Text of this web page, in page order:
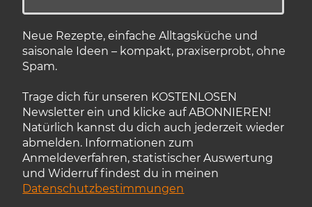
Neue Rezepte, einfache Alltagsküche und
saisonale Ideen – kompakt, praxiserprobt, ohne
Spam.
Trage dich für unseren KOSTENLOSEN
Newsletter ein und klicke auf ABONNIEREN!
Natürlich kannst du dich auch jederzeit wieder
abmelden. Informationen zum
Anmeldeverfahren, statistischer Auswertung
und Widerruf findest du in meinen
Datenschutzbestimmungen